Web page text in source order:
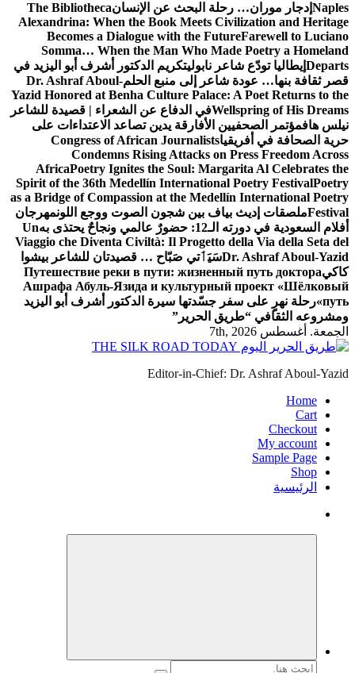
Naples إدجار موران… رحلة البحث عن الإنسانThe Bibliotheca
Alexandrina: When the Book Meets Civilization and Heritage
Becomes a Dialogue with the FutureFarewell to Luciano
Somma… When the Man Who Made Poetry a Homeland
Departs إيطاليا تودّع شاعر نابوليتكريم الدكتور أشرف أبو اليزيد في
قصر ثقافة بنها… عودة شاعر إلى منبع الحلمDr. Ashraf Aboul-
Yazid Honored at Benha Culture Palace: A Poet Returns to the
Wellspring of His Dreamsفي الدفاع عن الشعراء | قصيدة للشاعر
نيلس هافمؤتمر الصحفيين الأفارقة يدين تصاعد الاعتداءات على
حرية الصحافة في أفريقياCongress of African Journalists
Condemns Rising Attacks on Press Freedom Across
AfricaPoetry Ignites the Soul: Margarita Al Celebrates the
Spirit of the 36th Medellín International Poetry FestivalPoetry
as a Bridge of Compassion at the Medellín International Poetry
Festivalملصقات إديث بياف بين شجون الصوت ووجع اللونمهرجان
أفلام السعودية في دورته الـ12: حضورٌ عالمي ونجاحٌ يحتذى به
Un
Viaggio che Diventa Civiltà: Il Progetto della Via della Seta del
Dr. Ashraf Aboul-Yazidسَيَٲتي صَبّاح … قصيدتان للشاعر بيشوا
كاكيПутешествие реки в пути: жизненный путь доктора
Ашрафа Абуль-Язида и культурный проект «Шёлковый
путь» رحلة نهرٍ على سفر جسّدتها سيرة الدكتور أشرف أبو اليزيد
ومشروعه الثقافي “طريق الحرير”
الجمعة. أغسطس 7th, 2026
Editor-in-Chief: Dr. Ashraf Aboul-Yazid
Home
Cart
Checkout
My account
Sample Page
Shop
الرئيسية
البحث